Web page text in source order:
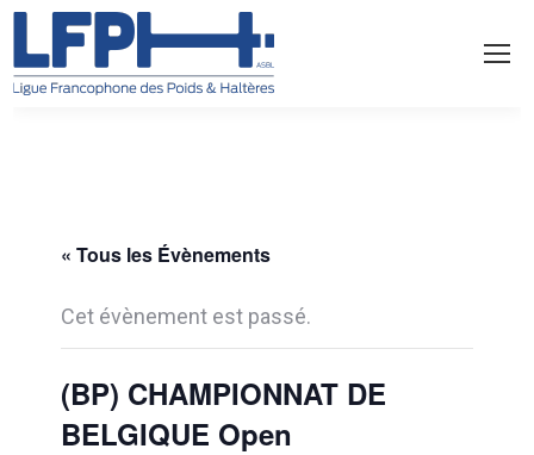
« Tous les Évènements
Cet évènement est passé.
(BP) CHAMPIONNAT DE
BELGIQUE Open